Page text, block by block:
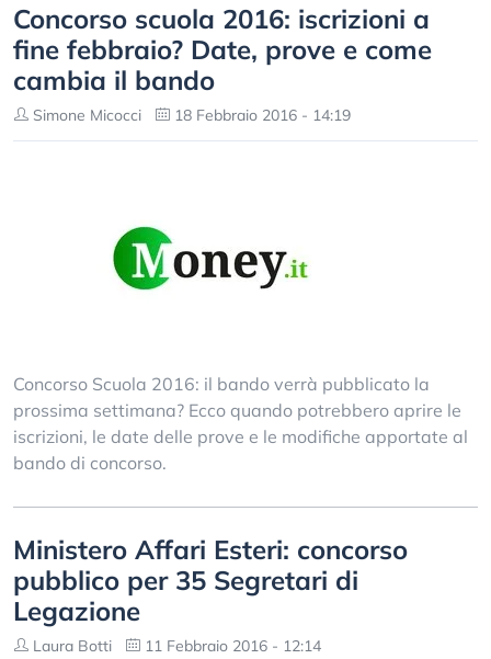
Concorso scuola 2016: iscrizioni a
fine febbraio? Date, prove e come
cambia il bando
Simone Micocci 18 Febbraio 2016 - 14:19
Concorso Scuola 2016: il bando verrà pubblicato la
prossima settimana? Ecco quando potrebbero aprire le
iscrizioni, le date delle prove e le modifiche apportate al
bando di concorso.
Ministero Affari Esteri: concorso
pubblico per 35 Segretari di
Legazione
Laura Botti 11 Febbraio 2016 - 12:14